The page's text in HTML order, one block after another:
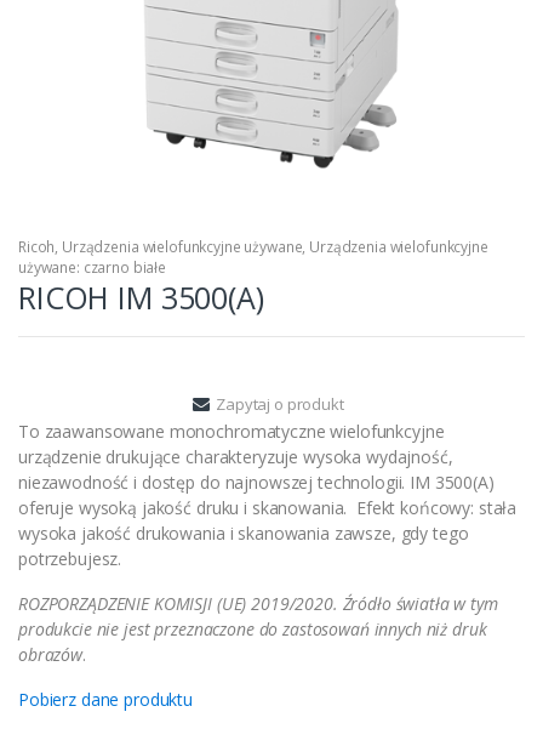
Ricoh, Urządzenia wielofunkcyjne używane, Urządzenia wielofunkcyjne
używane: czarno białe
RICOH IM 3500(A)
Zapytaj o produkt
To zaawansowane monochromatyczne wielofunkcyjne
urządzenie drukujące charakteryzuje wysoka wydajność,
niezawodność i dostęp do najnowszej technologii. IM 3500(A)
oferuje wysoką jakość druku i skanowania. Efekt końcowy: stała
wysoka jakość drukowania i skanowania zawsze, gdy tego
potrzebujesz.
ROZPORZĄDZENIE KOMISJI (UE) 2019/2020. Źródło światła w tym
produkcie nie jest przeznaczone do zastosowań innych niż druk
obrazów.
Pobierz dane produktu